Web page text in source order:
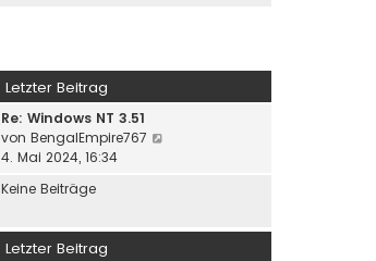
Letzter Beitrag
Re: Windows NT 3.51
von BengalEmpire767
t
4. Mai 2024, 16:34
Keine Beiträge
Letzter Beitrag